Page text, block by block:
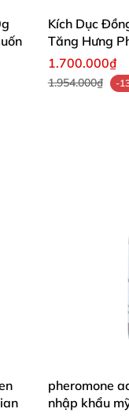
Kích Dục
Tăng Hưng
Phụ
1.700.000₫
1.954.000₫ -
pheromone
nhập khẩu